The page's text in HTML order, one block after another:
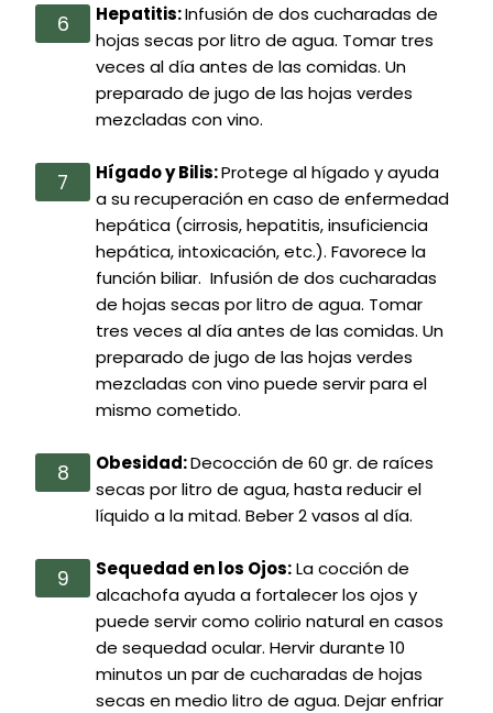
Hepatitis:Infusión de dos cucharadas de
hojas secas por litro de agua. Tomar tres
veces al día antes de las comidas. Un
preparado de jugo de las hojas verdes
mezcladas con vino.
Hígado y Bilis:Protege al hígado y ayuda
a su recuperación en caso de enfermedad
hepática (cirrosis, hepatitis, insuficiencia
hepática, intoxicación, etc.). Favorece la
función biliar. Infusión de dos cucharadas
de hojas secas por litro de agua. Tomar
tres veces al día antes de las comidas. Un
preparado de jugo de las hojas verdes
mezcladas con vino puede servir para el
mismo cometido.
Obesidad:Decocción de 60 gr. de raíces
secas por litro de agua, hasta reducir el
líquido a la mitad. Beber 2 vasos al día.
Sequedad en los Ojos:La cocción de
alcachofa ayuda a fortalecer los ojos y
puede servir como colirio natural en casos
de sequedad ocular. Hervir durante 10
minutos un par de cucharadas de hojas
secas en medio litro de agua. Dejar enfriar